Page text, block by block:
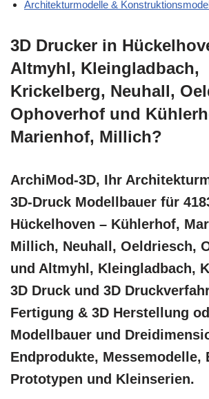
Architekturmodelle &
3D Drucker in
Altmyhl, Kleingladbach,
Krickelberg, Neuhall,
Ophoverhof und
Marienhof, Millich?
ArchiMod-3D, Ihr
3D-Druck Modellbauer für
Hückelhoven – Kühlerhof,
Millich, Neuhall, Oeldriesch,
und Altmyhl, Kleingladbach,
3D Druck und 3D
Fertigung & 3D Herstellung
Modellbauer und
Endprodukte, Messemodelle,
Prototypen und Kleinserien.